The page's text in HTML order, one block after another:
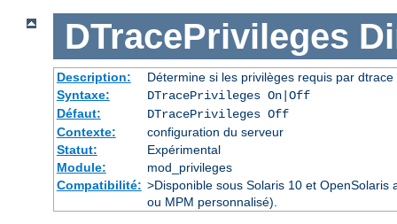
DTracePrivileges
Description:
Détermine si les privilèges requis par
Syntaxe:
DTracePrivileges On|Off
Défaut:
DTracePrivileges Off
Contexte:
configuration du serveur
Statut:
Expérimental
Module:
mod_privileges
Compatibilité: >Disponible sous Solaris 10 et
ou MPM personnalisé).